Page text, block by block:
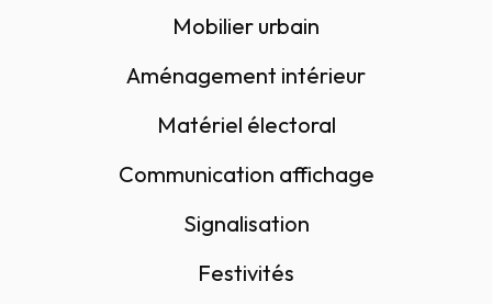
Mobilier urbain
Aménagement intérieur
Matériel électoral
Communication affichage
Signalisation
Festivités